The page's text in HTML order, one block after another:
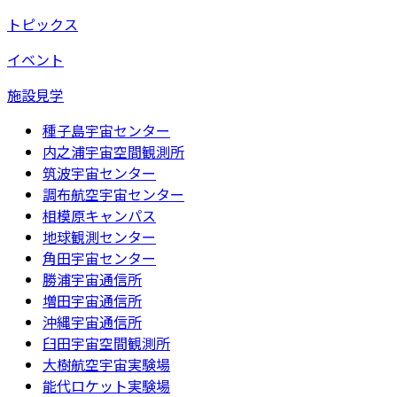
トピックス
イベント
施設見学
種子島宇宙センター
内之浦宇宙空間観測所
筑波宇宙センター
調布航空宇宙センター
相模原キャンパス
地球観測センター
角田宇宙センター
勝浦宇宙通信所
増田宇宙通信所
沖縄宇宙通信所
臼田宇宙空間観測所
大樹航空宇宙実験場
能代ロケット実験場